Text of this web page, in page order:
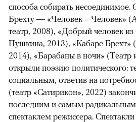
способа собирать несоединимое.
Брехту — «Человек = Человек»
театр, 2008), «Добрый человек
Пушкина, 2013), «Кабаре Брехт»
2014), «Барабаны в ночи»
открыли поэзию политического:
социальным, ответив на
(театр «Сатирикон», 2022)
последним и самым
спектаклем режиссера.